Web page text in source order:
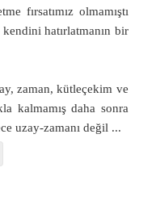
fırsatımız olmamıştı
hatırlatmanın bir
zaman, kütleçekim ve
kalmamış daha sonra
uzay-zamanı değil ...